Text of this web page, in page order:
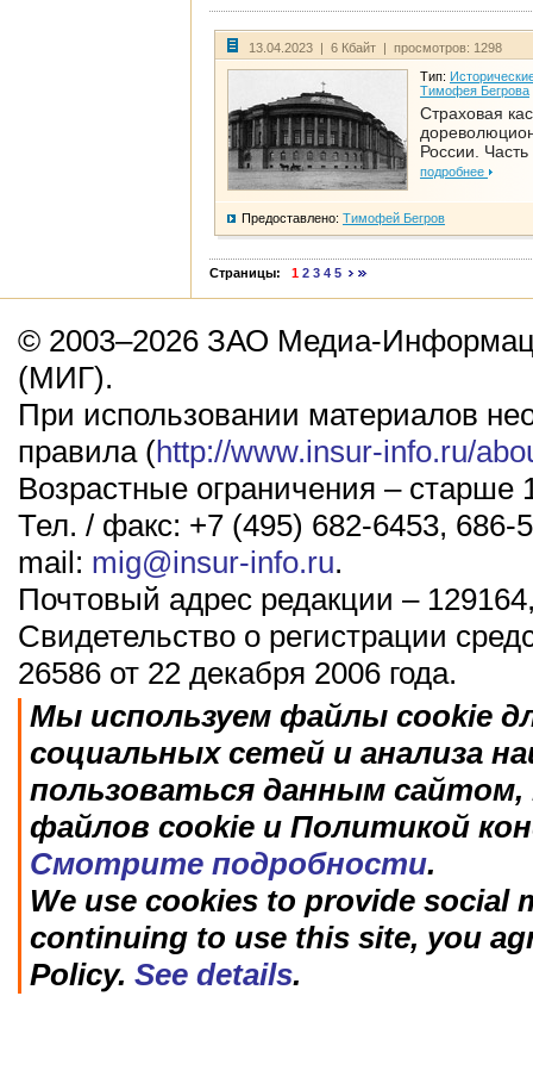
13.04.2023 | 6 Кбайт | просмотров: 1298
Тип:
Тимофея Бегрова
Страховая
России. Часть
подробнее
Предоставлено: Тимофей Бегров
Страницы: 1 2 3 4 5
© 2003–2026 ЗАО Медиа-
(МИГ).
При использовании материалов
правила (http://www.insur-info.ru/
Возрастные ограничения – старше
Тел. / факс: +7 (495) 682-6453, 686-
mail: mig@insur-info.ru.
Почтовый адрес редакции –
Свидетельство о регистрации
26586 от 22 декабря 2006 года.
Мы используем файлы cookie
социальных сетей и анализа
пользоваться данным
файлов cookie и Политикой
Смотрите подробности.
We use cookies to provide social
continuing to use this site, you
Policy. See details.